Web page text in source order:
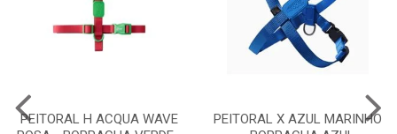
PEITORAL H ACQUA WAVE
PEITORAL X AZUL MARINHO